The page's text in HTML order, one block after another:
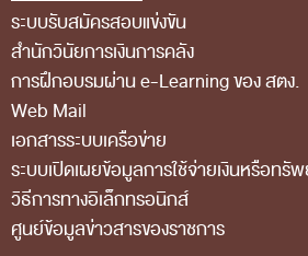
ระบบรับสมัครสอบแข่งขัน
สำนักวินัยการเงินการคลัง
การฝึกอบรมผ่าน e-Learning ของ สตง.
Web Mail
เอกสารระบบเครือข่าย
ระบบเปิดเผยข้อมูลการใช้จ่ายเงินหรือท
วิธีการทางอิเล็กทรอนิกส์
ศูนย์ข้อมูลข่าวสารของราชการ